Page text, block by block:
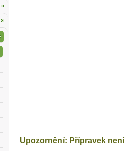
Upozornění: Přípravek